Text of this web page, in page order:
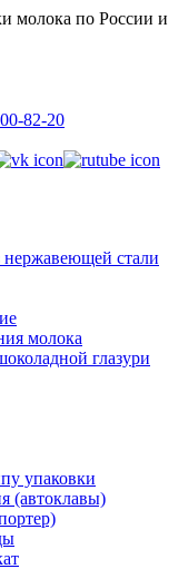
молока по России и
82-20
нержавеющей стали
молока
глазури
упаковки
(автоклавы)